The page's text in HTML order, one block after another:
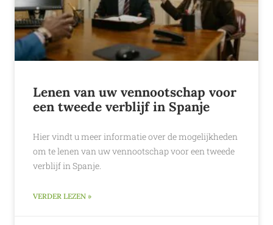
Lenen van uw vennootschap voor
een tweede verblijf in Spanje
Hier vindt u meer informatie over de mogelijkheden
om te lenen van uw vennootschap voor een tweede
verblijf in Spanje.
VERDER LEZEN »